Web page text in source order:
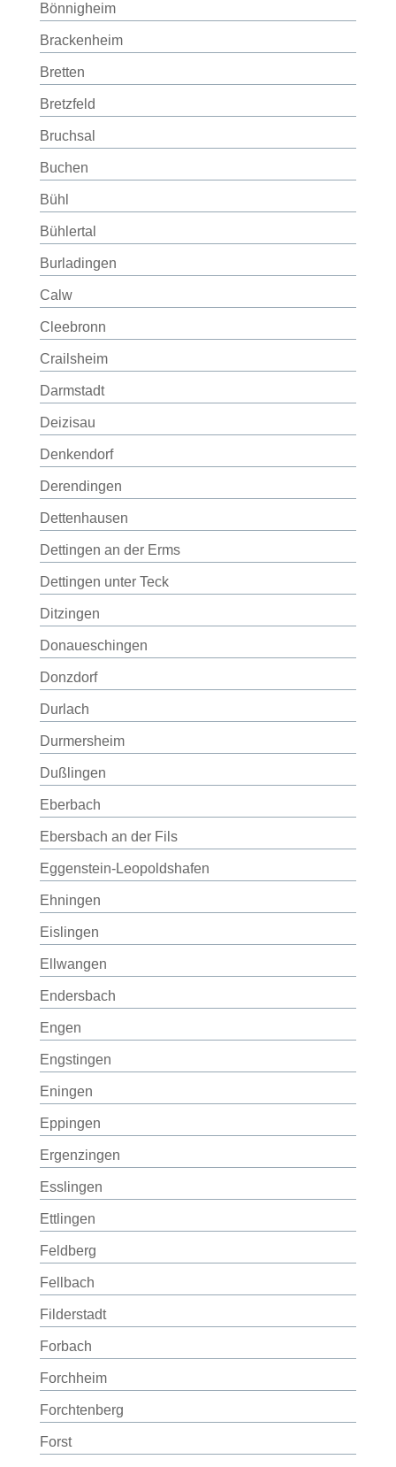
Bönnigheim
Brackenheim
Bretten
Bretzfeld
Bruchsal
Buchen
Bühl
Bühlertal
Burladingen
Calw
Cleebronn
Crailsheim
Darmstadt
Deizisau
Denkendorf
Derendingen
Dettenhausen
Dettingen an der Erms
Dettingen unter Teck
Ditzingen
Donaueschingen
Donzdorf
Durlach
Durmersheim
Dußlingen
Eberbach
Ebersbach an der Fils
Eggenstein-Leopoldshafen
Ehningen
Eislingen
Ellwangen
Endersbach
Engen
Engstingen
Eningen
Eppingen
Ergenzingen
Esslingen
Ettlingen
Feldberg
Fellbach
Filderstadt
Forbach
Forchheim
Forchtenberg
Forst